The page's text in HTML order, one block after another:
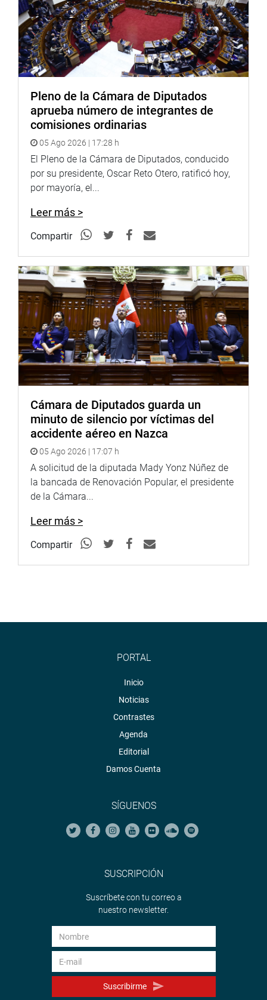
del turismo de reuniones y la formalización y seguridad
en el sector.
La mesa técnica contó, además, con la participación del
presidente de la Cámara Nacional de Turismo (Canatur),
José Koechlin; el gerente de la Asociación de Hoteles,
presidente de la Cámara de Comercio de Lima, Roberto de
la Tore; la directora de la Cámara de Comercio de Lima;
Maria Gabriela Fiorini; el teniente alcalde de la
Municipalidad Provincial del Callao, Cesar Pérez; la
Subgerente de Turismo de la Municipalidad de Lima,
Sharon Vivar, entre otros.
INSTITUCIONAL
Pleno de la Cámara de Diputados
aprueba número de integrantes de
comisiones ordinarias
05 Ago 2026 | 17:28 h
El Pleno de la Cámara de Diputados, conducido
por su presidente, Oscar Reto Otero, ratificó hoy,
por mayoría, el...
Leer más >
Compartir
Cámara de Diputados guarda un
minuto de silencio por víctimas del
accidente aéreo en Nazca
05 Ago 2026 | 17:07 h
A solicitud de la diputada Mady Yonz Núñez de
la bancada de Renovación Popular, el presidente
de la Cámara...
Leer más >
Compartir
PORTAL
Inicio
Noticias
Contrastes
Agenda
Editorial
Damos Cuenta
SÍGUENOS
SUSCRIPCIÓN
Suscríbete con tu correo a
nuestro newsletter.
Suscribirme